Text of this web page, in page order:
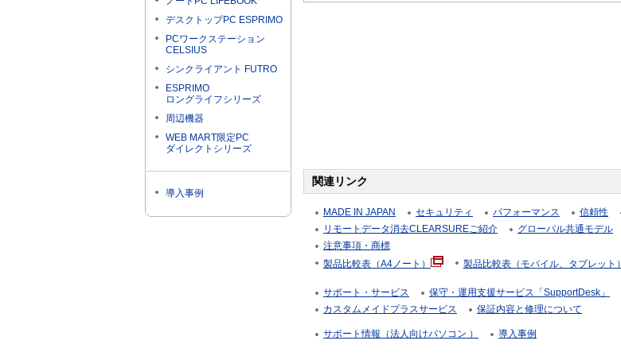
デスクトップPC ESPRIMO
PCワークステーション
CELSIUS
シンクライアント FUTRO
ESPRIMO
ロングライフシリーズ
周辺機器
WEB MART限定PC
ダイレクトシリーズ
導入事例
関連リンク
MADE IN JAPAN セキュリティ パフォーマンス 信頼性
リモートデータ消去CLEARSUREご紹介
グローバル共通モデル
注意事項・商標
製品比較表（A4ノート）
製品比較表（モバイル、タブレット）
サポート・サービス 保守・運用支援サービス「SupportDesk」
カスタムメイドプラスサービス
保証内容と修理について
サポート情報（法人向けパソコン ） 導入事例